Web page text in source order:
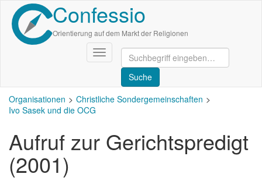
Direkt
zum
Inhalt
Confessio
Orientierung auf dem Markt der Religionen
Navigation
aktivieren/deaktivieren
Organisationen
Christliche Sondergemeinschaften
Ivo Sasek und die OCG
Aufruf zur Gerichtspredigt
(2001)